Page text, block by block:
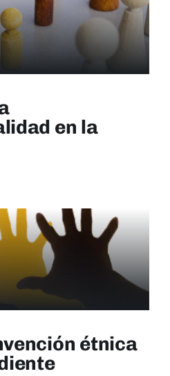
en la
étnica